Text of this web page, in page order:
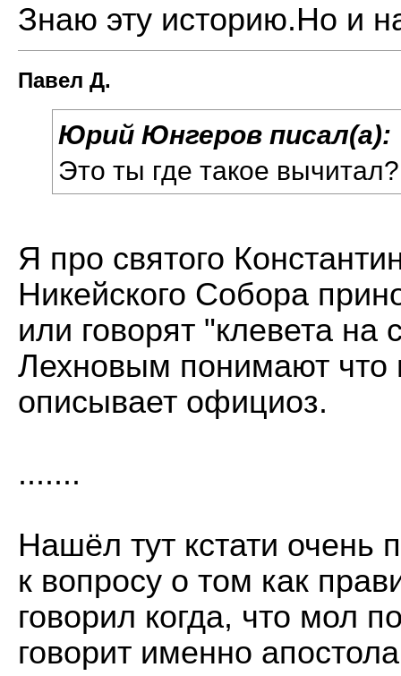
Знаю эту историю.Но и
Павел Д.
Юрий Юнгеров писал(а):
Это ты где такое вычитал?
Я про святого
Никейского Собора
или говорят "клевета
Лехновым понимают что
описывает официоз.
.......
Нашёл тут кстати
к вопросу о том как
говорил когда, что мол
говорит именно